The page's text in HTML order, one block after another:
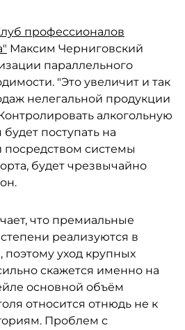
профессионалов
Максим Черниговский
параллельного
"Это увеличит и так
нелегальной продукции
алкогольную
поступать на
системы
будет чрезвычайно
что премиальные
реализуются в
уход крупных
скажется именно на
основной объём
относится отнюдь не к
Проблем с